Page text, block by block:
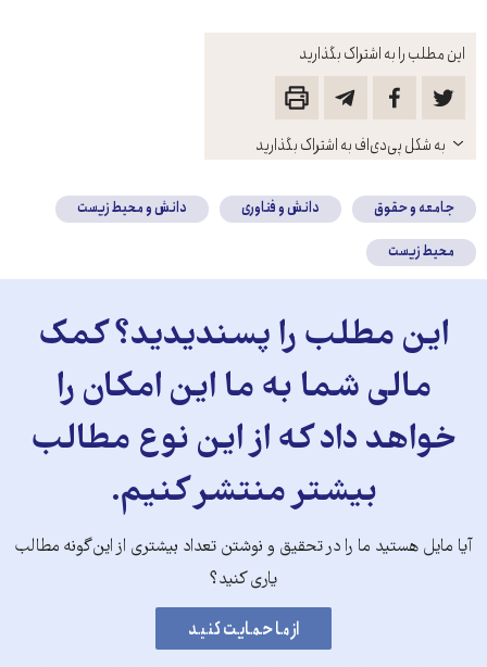
این مطلب را به اشتراک بگذارید
باز
کنید
به شکل پی‌دی‌اف به اشتراک بگذارید
جامعه و حقوق دانش و فناوری
دانش و محیط زیست
محیط زیست
این مطلب را پسندیدید؟ کمک
مالی شما به ما این امکان را
خواهد داد که از این نوع مطالب
بیشتر منتشر کنیم.
آیا مایل هستید ما را در تحقیق و نوشتن تعداد بیشتری از این‌گونه مطالب
یاری کنید؟